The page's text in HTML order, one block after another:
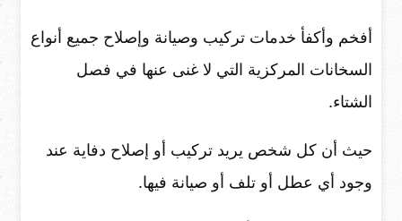
أفخم وأكفأ خدمات تركيب وصيانة وإصلاح جميع أنواع
السخانات المركزية التي لا غنى عنها في فصل
الشتاء.
حيث أن كل شخص يريد تركيب أو إصلاح دفاية عند
وجود أي عطل أو تلف أو صيانة فيها.